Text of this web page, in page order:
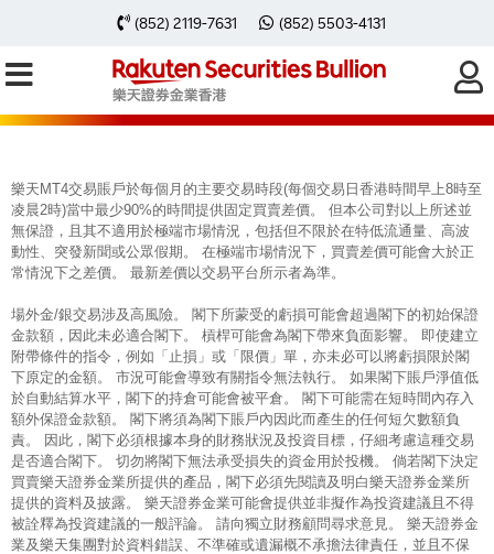
(852) 2119-7631 (852) 5503-4131
每周黃金分析 20260330
樂天MT4交易賬戶於每個月的主要交易時段(每個交易日香港時間早上8時至
凌晨2時)當中最少90%的時間提供固定買賣差價。 但本公司對以上所述並
無保證，且其不適用於極端市場情況，包括但不限於在特低流通量、高波
動性、突發新聞或公眾假期。 在極端市場情況下，買賣差價可能會大於正
常情況下之差價。 最新差價以交易平台所示者為準。
場外金/銀交易涉及高風險。 閣下所蒙受的虧損可能會超過閣下的初始保證
金款額，因此未必適合閣下。 槓桿可能會為閣下帶來負面影響。 即使建立
附帶條件的指令，例如「止損」或「限價」單，亦未必可以將虧損限於閣
下原定的金額。 市況可能會導致有關指令無法執行。 如果閣下賬戶淨值低
於自動結算水平，閣下的持倉可能會被平倉。 閣下可能需在短時間內存入
額外保證金款額。 閣下將須為閣下賬戶內因此而產生的任何短欠數額負
責。 因此，閣下必須根據本身的財務狀況及投資目標，仔細考慮這種交易
是否適合閣下。 切勿將閣下無法承受損失的資金用於投機。 倘若閣下決定
買賣樂天證券金業所提供的產品，閣下必須先閱讀及明白樂天證券金業所
提供的資料及披露。 樂天證券金業可能會提供並非擬作為投資建議且不得
被詮釋為投資建議的一般評論。 請向獨立財務顧問尋求意見。 樂天證券金
業及樂天集團對於資料錯誤、不準確或遺漏概不承擔法律責任，並且不保